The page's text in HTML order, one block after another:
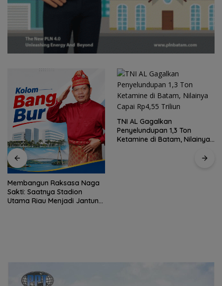
Membangun Raksasa Naga
Sakti: Saatnya Stadion
Utama Riau Menjadi Jantung
TNI AL Gagalkan
Penyelundupan 1,3 Ton
Ketamine di Batam, Nilainya